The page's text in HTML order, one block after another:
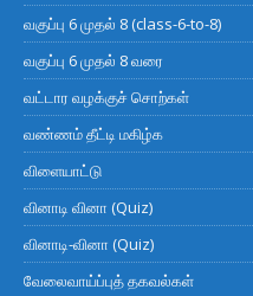
வகுப்பு 6 முதல் 8 (class-6-to-8)
வகுப்பு 6 முதல் 8 வரை
வட்டார வழக்குச் சொற்கள்
வண்ணம் தீட்டி மகிழ்க
விளையாட்டு
வினாடி வினா (Quiz)
வினாடி-வினா (Quiz)
வேலைவாய்ப்புத் தகவல்கள்